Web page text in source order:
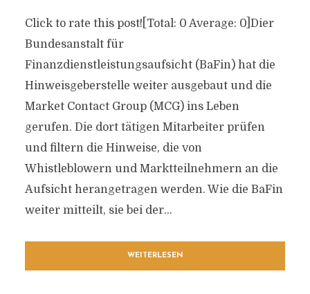
Click to rate this post![Total: 0 Average: 0]Dier
Bundesanstalt für
Finanzdienstleistungsaufsicht (BaFin) hat die
Hinweisgeberstelle weiter ausgebaut und die
Market Contact Group (MCG) ins Leben
gerufen. Die dort tätigen Mitarbeiter prüfen
und filtern die Hinweise, die von
Whistleblowern und Marktteilnehmern an die
Aufsicht herangetragen werden. Wie die BaFin
weiter mitteilt, sie bei der...
WEITERLESEN